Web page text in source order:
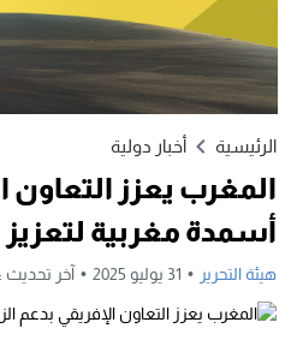
الرئيسية أخبار دولية
المغرب يعزز التعاون
أسمدة مغربية لتعزيز
هيئة التحرير 31 يوليو 2025 آخر تحديث :